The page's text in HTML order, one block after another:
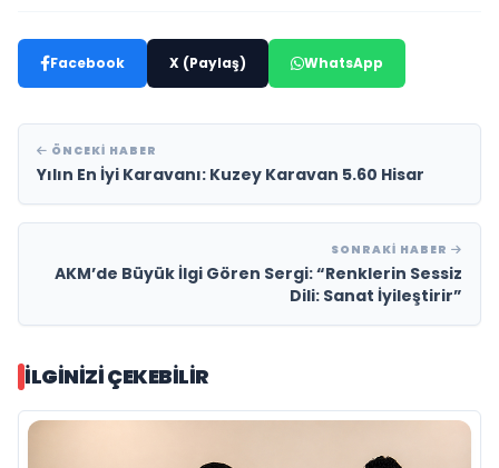
Facebook X (Paylaş) WhatsApp
ÖNCEKI HABER
Yılın En İyi Karavanı: Kuzey Karavan 5.60 Hisar
SONRAKI HABER
AKM’de Büyük İlgi Gören Sergi: “Renklerin Sessiz
Dili: Sanat İyileştirir”
İLGINIZI ÇEKEBILIR